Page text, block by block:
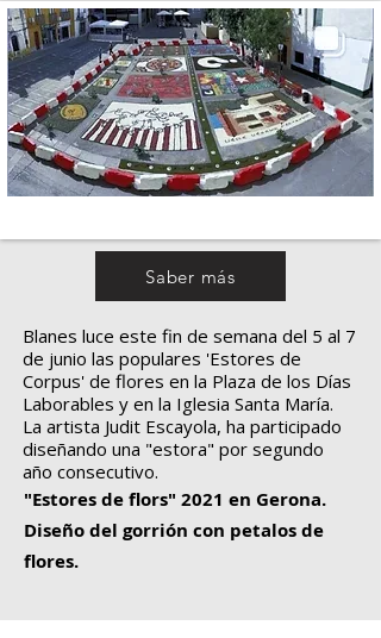
Saber más
Blanes luce este fin de semana del 5 al 7
de junio las populares 'Estores de
Corpus' de flores en la Plaza de los Días
Laborables y en la Iglesia Santa María.
La artista Judit Escayola, ha participado
diseñando una "estora" por segundo
año consecutivo.
"Estores de flors" 2021 en Gerona.
Diseño del gorrión con petalos de
flores.